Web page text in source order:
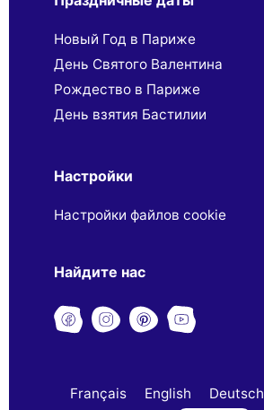
Новый Год в Париже
День Святого Валентина
Рождество в Париже
День взятия Бастилии
Настройки
Настройки файлов cookie
Найдите нас
Français English Deutsch